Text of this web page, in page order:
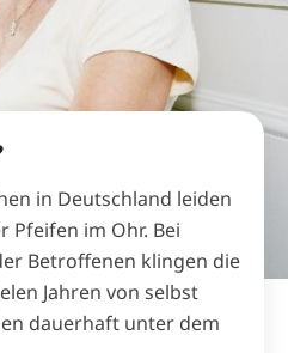
in Deutschland leiden
Pfeifen im Ohr. Bei
Betroffenen klingen die
Jahren von selbst
dauerhaft unter dem